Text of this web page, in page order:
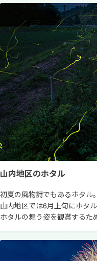
山内地区のホタル
初夏の風物詩でもあるホタル。
山内地区では6月上旬にホタ
ホタルの舞う姿を観賞するた